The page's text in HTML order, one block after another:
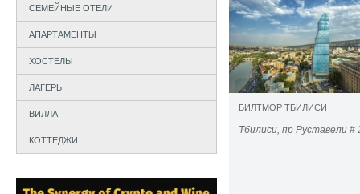
СЕМЕЙНЫЕ ОТЕЛИ
АПАРТАМЕНТЫ
ХОСТЕЛЫ
ЛАГЕРЬ
ВИЛЛА
КОТТЕДЖИ
БИЛТМОР ТБИЛИСИ
Тбилиси, пр Руставели #